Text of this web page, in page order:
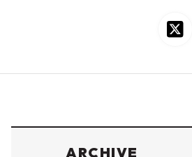
ARCHIVE